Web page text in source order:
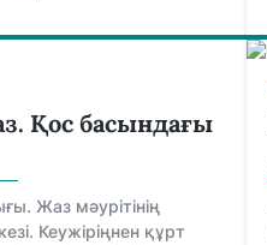
Қос басындағы
Жаз мәурітінің
Кеужіріңнен құрт